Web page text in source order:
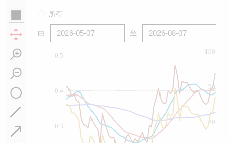
所有
由 至
0.3
0.4
0.5
80
90
100